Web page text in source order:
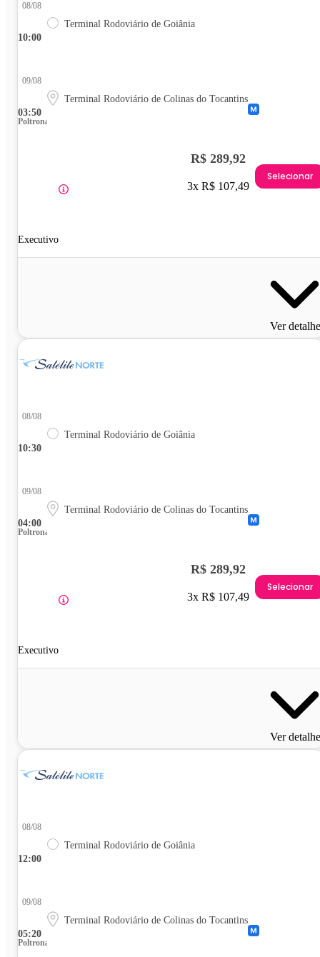
10:00
08/08
Terminal Rodoviário de Goiânia
03:50
09/08
Terminal Rodoviário de Colinas do Tocantins
Poltrona
Executivo
R$ 289,92
3x R$ 107,49
Selecionar
Ver
10:30
08/08
Terminal Rodoviário de Goiânia
04:00
09/08
Terminal Rodoviário de Colinas do Tocantins
Poltrona
Executivo
R$ 289,92
3x R$ 107,49
Selecionar
Ver
12:00
08/08
Terminal Rodoviário de Goiânia
05:20
09/08
Terminal Rodoviário de Colinas do Tocantins
Poltrona